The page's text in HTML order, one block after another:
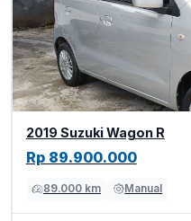
2019 Suzuki Wagon R
Rp 89.900.000
89.000 km Manual